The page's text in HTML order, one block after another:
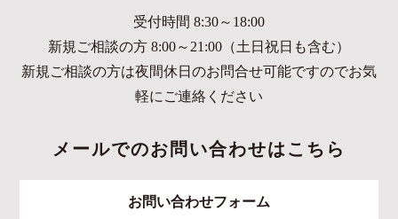
受付時間 8:30～18:00
新規ご相談の方 8:00～21:00（土日祝日も含む）
新規ご相談の方は夜間休日のお問合せ可能ですのでお気
軽にご連絡ください
メールでのお問い合わせはこちら
お問い合わせフォーム